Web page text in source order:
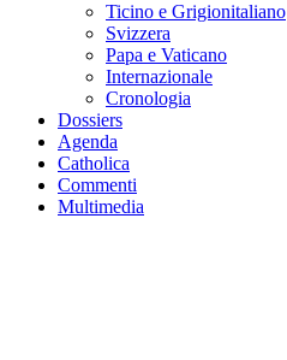
Ticino e Grigionitaliano
Svizzera
Papa e Vaticano
Internazionale
Cronologia
Dossiers
Agenda
Catholica
Commenti
Multimedia